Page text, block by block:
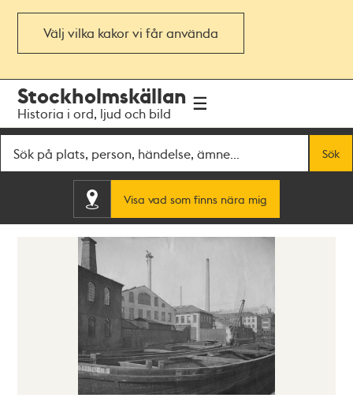
Välj vilka kakor vi får använda
navigationen
huvudinnehållet
Stockholmskällan
Historia i ord, ljud och bild
Sök
Visa vad som finns nära mig